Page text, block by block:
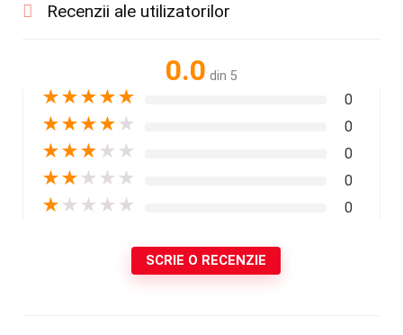
Recenzii ale utilizatorilor
0.0 din 5
★★★★★ 0
★★★★ ★ 0
★★★ ★ ★ 0
★★ ★ ★ ★ 0
★ ★ ★ ★ ★ 0
SCRIE O RECENZIE